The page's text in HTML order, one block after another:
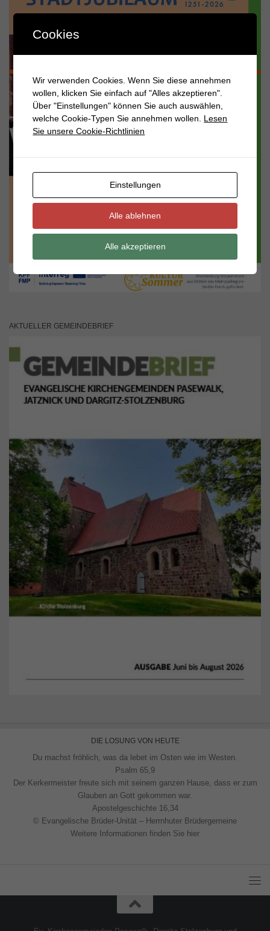
AKTUELLER GEMEINDEBRIEF
DIE LOSUNG VON HEUTE
Du machst fröhlich, was da lebet im Osten wie im Westen.
Psalm 65,9
Der Kerkermeister freute sich mit seinem ganzen Hause, dass er zum
Glauben an Gott gekommen war.
Apostelgeschichte 16,34
© Evangelische Brüder-Unität – Herrnhuter Brüdergemeine
Weitere Informationen finden Sie hier
Cookies
Wir verwenden Cookies. Wenn Sie diese annehmen
wollen, klicken Sie einfach auf "Alles akzeptieren".
Über "Einstellungen" können Sie auch auswählen,
welche Cookie-Typen Sie annehmen wollen. Lesen
Sie unsere Cookie-Richtlinien
Einstellungen
Alle ablehnen
Alle akzeptieren